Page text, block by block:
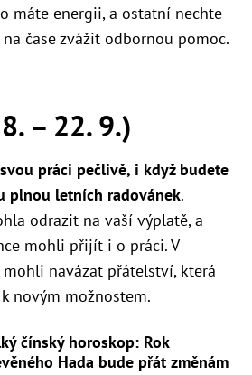
máte energii, a ostatní nechte
čase zvážit odbornou pomoc.
– 22. 9.)
práci pečlivě, i když budete
plnou letních radovánek.
odrazit na vaší výplatě, a
mohli přijít i o práci. V
navázat přátelství, která
novým možnostem.
čínský horoskop: Rok
Hada bude přát změnám